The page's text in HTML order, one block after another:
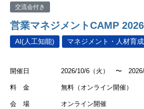
交流会付き
営業マネジメントCAMP
AI(人工知能) マネジメント・人材育成
開催日 2026/10/6（火） 〜 2026/
料 金 無料（オンライン開催）
会 場 オンライン開催